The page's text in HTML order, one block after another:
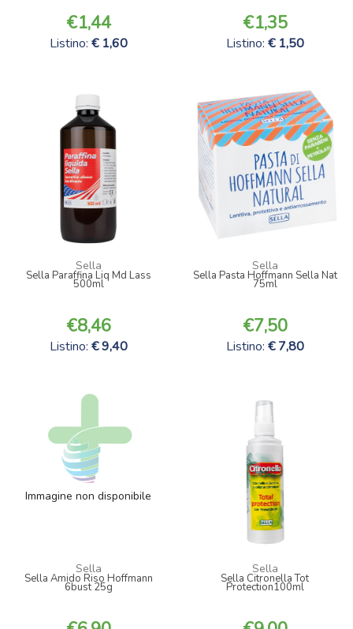
1,44
Listino: 1,60
1,35
Listino: 1,50
Sella
Sella Paraffina Liq Md Lass
500ml
8,46
Listino: 9,40
Sella
Sella Pasta Hoffmann Sella Nat
75ml
7,50
Listino: 7,80
Immagine non disponibile
Sella
Sella Amido Riso Hoffmann
6bust 25g
Sella
Sella Citronella Tot
Protection100ml